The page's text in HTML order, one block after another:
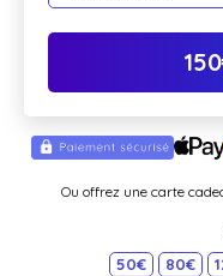
150
Ou offrez une carte
50€ 80€